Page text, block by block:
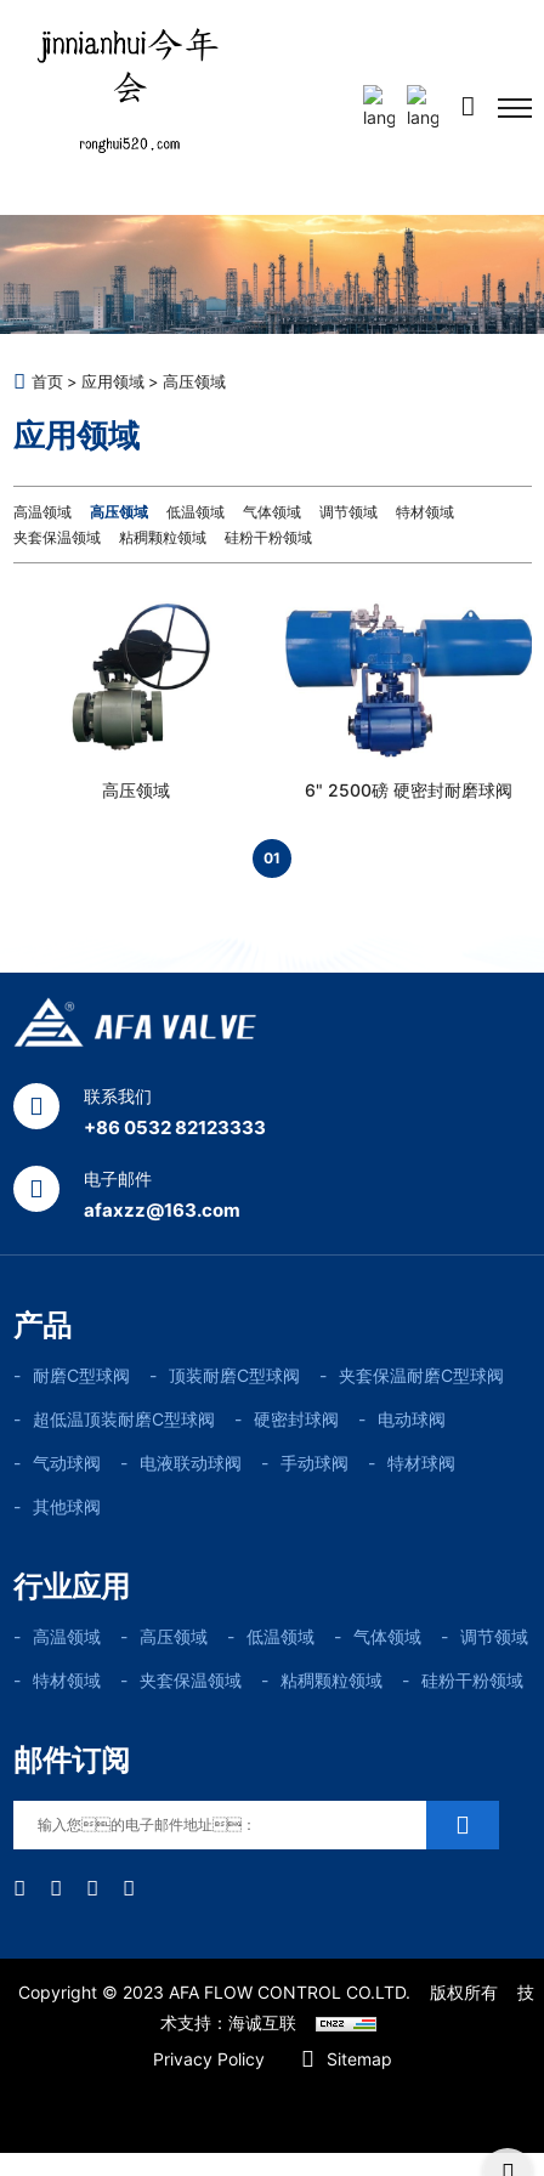
Select Language
首页 应用领域 高压领域
应用领域
高温领域 高压领域 低温领域 气体领域 调节领域
特材领域
夹套保温领域
粘稠颗粒领域 硅粉干粉领域
高压领域 6" 2500磅 硬密封耐磨球阀
01
联系我们
+86 0532 82123333
电子邮件
afaxzz@163.com
产品
耐磨C型球阀 顶装耐磨C型球阀 夹套保温耐磨C型球阀
超低温顶装耐磨C型球阀 硬密封球阀 电动球阀
气动球阀 电液联动球阀 手动球阀 特材球阀
其他球阀
行业应用
高温领域 高压领域 低温领域 气体领域 调节领域
特材领域 夹套保温领域 粘稠颗粒领域 硅粉干粉领域
邮件订阅
Copyright © 2023 AFA FLOW CONTROL CO.LTD. 版权所有
技
术支持：海诚互联
Privacy Policy
Sitemap